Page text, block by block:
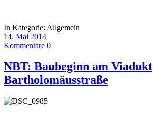
In Kategorie: Allgemein
14. Mai 2014
Kommentare 0
NBT: Baubeginn am Viadukt
Bartholomäusstraße